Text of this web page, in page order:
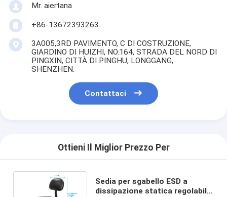
Mr. aiertana
+86-13672393263
3A005,3RD PAVIMENTO, C DI COSTRUZIONE,
GIARDINO DI HUIZHI, NO.164, STRADA DEL NORD DI
PINGXIN, CITTÀ DI PINGHU, LONGGANG,
SHENZHEN.
Contattaci
Ottieni Il Miglior Prezzo Per
Sedia per sgabello ESD a
dissipazione statica regolabile